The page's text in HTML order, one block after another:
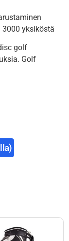
3000 yksiköstä
golf
Golf